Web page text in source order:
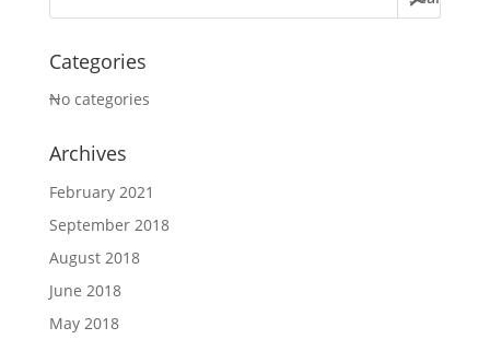
Categories
No categories
Archives
February 2021
September 2018
August 2018
June 2018
May 2018